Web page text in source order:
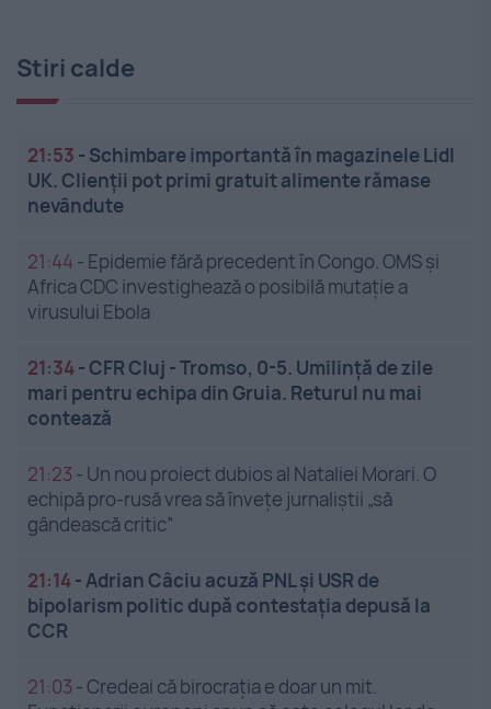
Stiri calde
21:53 - Schimbare importantă în magazinele Lidl
UK. Clienții pot primi gratuit alimente rămase
nevândute
21:44 - Epidemie fără precedent în Congo. OMS și
Africa CDC investighează o posibilă mutație a
virusului Ebola
21:34-CFR Cluj - Tromso, 0-5. Umilință de zile
mari pentru echipa din Gruia. Returul nu mai
contează
21:23 - Un nou proiect dubios al Nataliei Morari. O
echipă pro-rusă vrea să înveţe jurnaliştii „să
gândească critic”
21:14- Adrian Câciu acuză PNL și USR de
bipolarism politic după contestația depusă la
CCR
21:03 -Credeai că birocrația e doar un mit.